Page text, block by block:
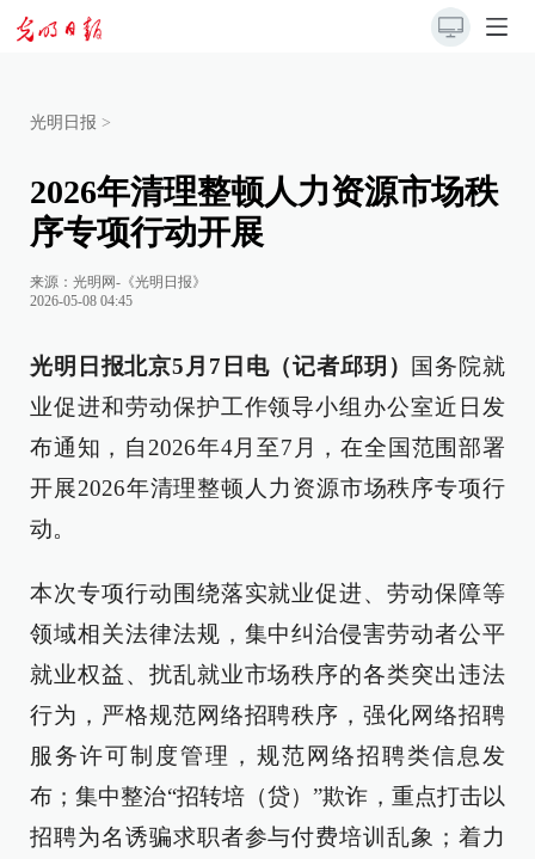
光明日报 >
2026年清理整顿人力资源市场秩
序专项行动开展
来源： 光明网-《光明日报》
2026-05-08 04:45
光明日报北京5月7日电（记者邱玥）
国务院就
业促进和劳动保护工作领导小组办公室近日发
布通知，自2026年4月至7月，在全国范围部署
开展2026年清理整顿人力资源市场秩序专项行
动。
本次专项行动围绕落实就业促进、劳动保障等
领域相关法律法规，集中纠治侵害劳动者公平
就业权益、扰乱就业市场秩序的各类突出违法
行为，严格规范网络招聘秩序，强化网络招聘
服务许可制度管理，规范网络招聘类信息发
布；集中整治“招转培（贷）”欺诈，重点打击以
招聘为名诱骗求职者参与付费培训乱象；着力